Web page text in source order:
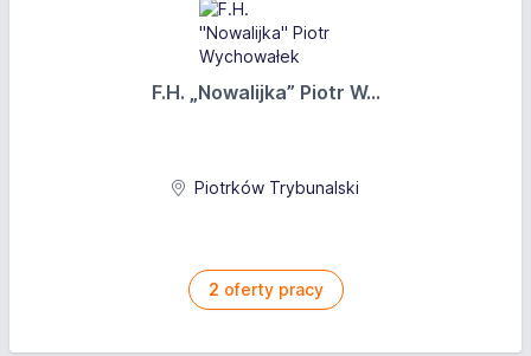
F.H. „Nowalijka” Piotr W...
Piotrków Trybunalski
2 oferty pracy